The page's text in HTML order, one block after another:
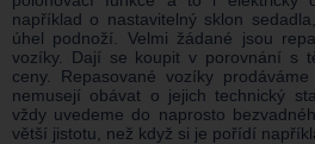
například o nastavitelný sklon
úhel podnoží. Velmi žádané jsou
vozíky. Dají se koupit v porovnání s
ceny. Repasované vozíky
nemusejí obávat o jejich technický
vždy uvedeme do naprosto
větší jistotu, než když si je pořídí